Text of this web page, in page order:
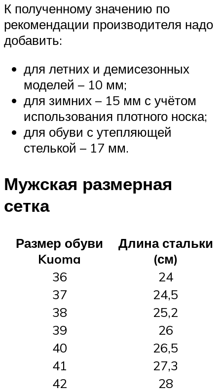
К полученному значению по
рекомендации производителя надо
добавить:
для летних и демисезонных
моделей – 10 мм;
для зимних – 15 мм с учётом
использования плотного носка;
для обуви с утепляющей
стелькой – 17 мм.
Мужская размерная
сетка
Размер обуви
Kuoma
Длина стальки
(см)
36
24
37
24,5
38
25,2
39
26
40
26,5
41
27,3
42
28